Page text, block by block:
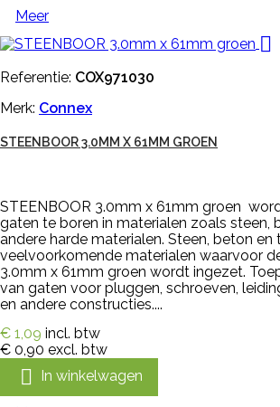
Meer

Referentie: COX971030
Merk: Connex
STEENBOOR 3.0MM X 61MM GROEN
STEENBOOR 3.0mm x 61mm groen
gaten te boren in materialen zoals steen,
andere harde materialen. Steen, beton en
veelvoorkomende materialen waarvoor
3.0mm x 61mm groen wordt ingezet.
van gaten voor pluggen, schroeven,
en andere constructies....
€ 1,09 incl. btw
€ 0,90 excl. btw
 In winkelwagen